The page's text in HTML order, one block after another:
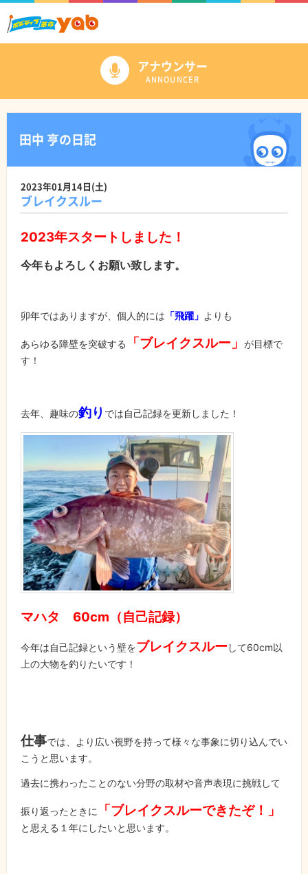
アナウンサー
ANNOUNCER
田中 亨の日記
2023年01月14日(土)
ブレイクスルー
2023年スタートしました！
今年もよろしくお願い致します。
卯年ではありますが、個人的には 「飛躍」 よりも
あらゆる障壁を突破する 「ブレイクスルー」 が目標で
す！
去年、趣味の釣り では自己記録を更新しました！
マハタ 60cm（自己記録）
今年は自己記録という壁をブレイクスルー して60cm以
上の大物を釣りたいです！
仕事では、より広い視野を持って様々な事象に切り込んでい
こうと思います。
過去に携わったことのない分野の取材や音声表現に挑戦して
振り返ったときに 「ブレイクスルーできたぞ！」
と思える１年にしたいと思います。